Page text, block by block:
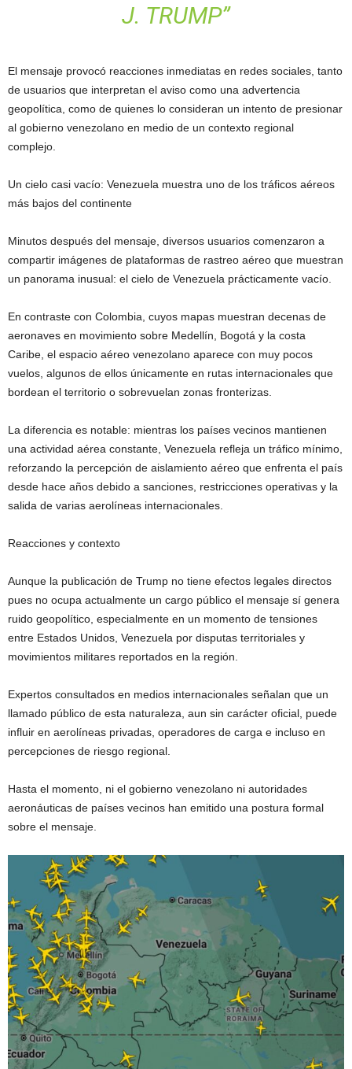
J. TRUMP”
El mensaje provocó reacciones inmediatas en redes sociales, tanto
de usuarios que interpretan el aviso como una advertencia
geopolítica, como de quienes lo consideran un intento de presionar
al gobierno venezolano en medio de un contexto regional
complejo.
Un cielo casi vacío: Venezuela muestra uno de los tráficos aéreos
más bajos del continente
Minutos después del mensaje, diversos usuarios comenzaron a
compartir imágenes de plataformas de rastreo aéreo que muestran
un panorama inusual: el cielo de Venezuela prácticamente vacío.
En contraste con Colombia, cuyos mapas muestran decenas de
aeronaves en movimiento sobre Medellín, Bogotá y la costa
Caribe, el espacio aéreo venezolano aparece con muy pocos
vuelos, algunos de ellos únicamente en rutas internacionales que
bordean el territorio o sobrevuelan zonas fronterizas.
La diferencia es notable: mientras los países vecinos mantienen
una actividad aérea constante, Venezuela refleja un tráfico mínimo,
reforzando la percepción de aislamiento aéreo que enfrenta el país
desde hace años debido a sanciones, restricciones operativas y la
salida de varias aerolíneas internacionales.
Reacciones y contexto
Aunque la publicación de Trump no tiene efectos legales directos
pues no ocupa actualmente un cargo público el mensaje sí genera
ruido geopolítico, especialmente en un momento de tensiones
entre Estados Unidos, Venezuela por disputas territoriales y
movimientos militares reportados en la región.
Expertos consultados en medios internacionales señalan que un
llamado público de esta naturaleza, aun sin carácter oficial, puede
influir en aerolíneas privadas, operadores de carga e incluso en
percepciones de riesgo regional.
Hasta el momento, ni el gobierno venezolano ni autoridades
aeronáuticas de países vecinos han emitido una postura formal
sobre el mensaje.